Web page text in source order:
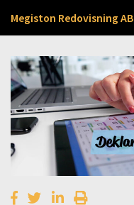
Megiston Redovisning AB